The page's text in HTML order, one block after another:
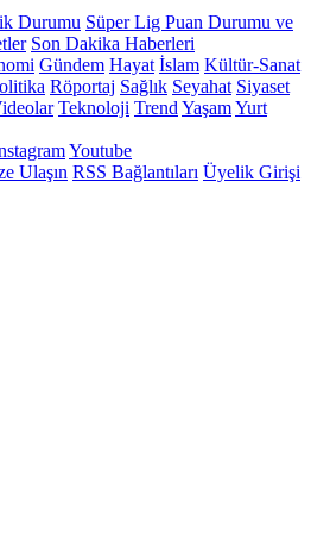
Durumu Süper Lig Puan Durumu ve
Son Dakika Haberleri
Gündem Hayat İslam Kültür-Sanat
Röportaj Sağlık Seyahat Siyaset
Teknoloji Trend YaşamYurt
Youtube
Ulaşın RSS Bağlantıları Üyelik Girişi